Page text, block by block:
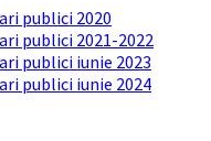
publici 2020
publici 2021-2022
publici iunie 2023
publici iunie 2024